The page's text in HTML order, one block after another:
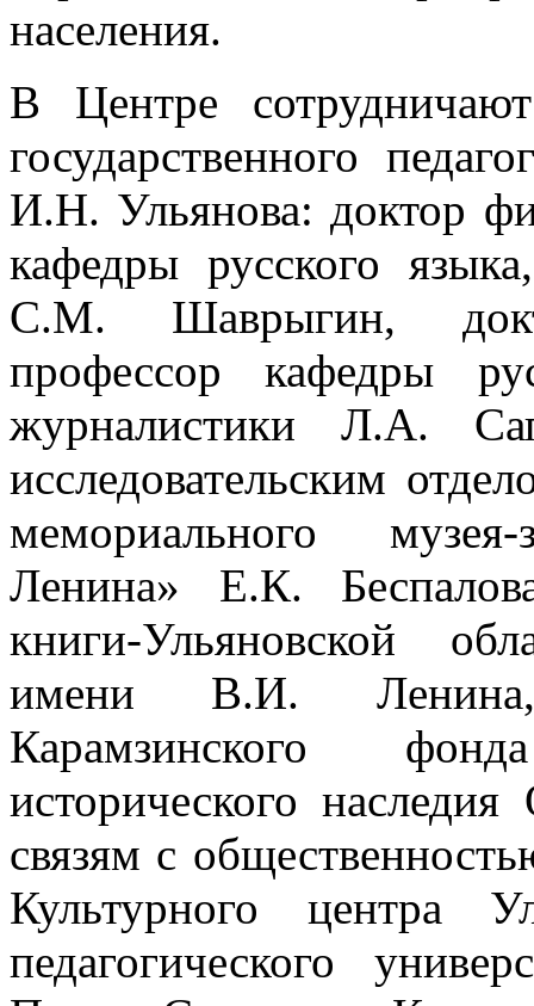
населения.
В Центре сотрудничают
государственного
И.Н. Ульянова: доктор
кафедры русского
С.М. Шаврыгин,
профессор кафедры
журналистики Л.А.
исследовательским
мемориального
Ленина» Е.К.
книги-Ульяновской
имени В.И. Ленина,
Карамзинского
исторического
связям с
Культурного центра
педагогического